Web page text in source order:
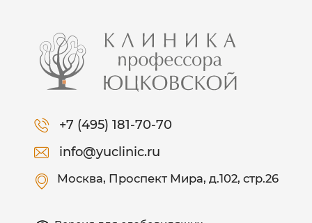
+7 (495) 181-70-70
info@yuclinic.ru
Москва, Проспект Мира, д.102, стр.26